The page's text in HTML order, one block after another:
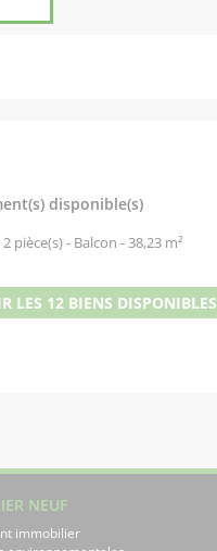
disponible(s)
pièce(s) - Balcon - 38,23 m²
LES 12 BIENS DISPONIBLES
NEUF
immobilier